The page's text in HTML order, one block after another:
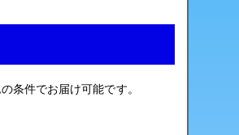
条件でお届け可能です。